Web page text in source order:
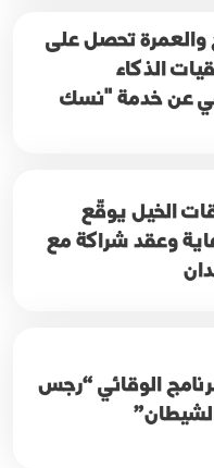
والعمرة تحصل على
الذكاء
عن خدمة "نسك
الخيل يوقّع
وعقد شراكة مع
الوقائي “رجس